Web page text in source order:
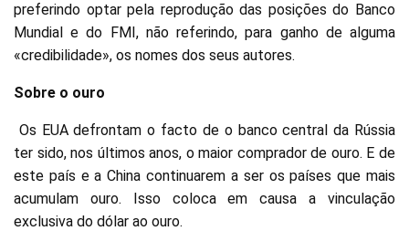
preferindo optar pela reprodução das posições do Banco
Mundial e do FMI, não referindo, para ganho de alguma
«credibilidade», os nomes dos seus autores.
Sobre o ouro
Os EUA defrontam o facto de o banco central da Rússia
ter sido, nos últimos anos, o maior comprador de ouro. E de
este país e a China continuarem a ser os países que mais
acumulam ouro. Isso coloca em causa a vinculação
exclusiva do dólar ao ouro.